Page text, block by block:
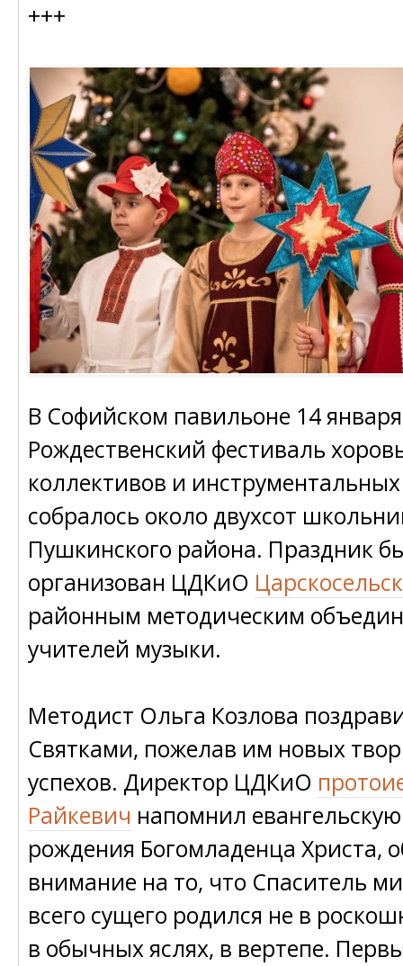
+++
В Софийском павильоне 14
Рождественский фестиваль
коллективов и
собралось около двухсот
Пушкинского района. Праздник
организован ЦДКиО
районным методическим
учителей музыки.
Методист Ольга Козлова
Святками, пожелав им новых
успехов. Директор ЦДКиО
Райкевич напомнил
рождения Богомладенца Христа,
внимание на то, что Спаситель
всего сущего родился не в
в обычных яслях, в вертепе.